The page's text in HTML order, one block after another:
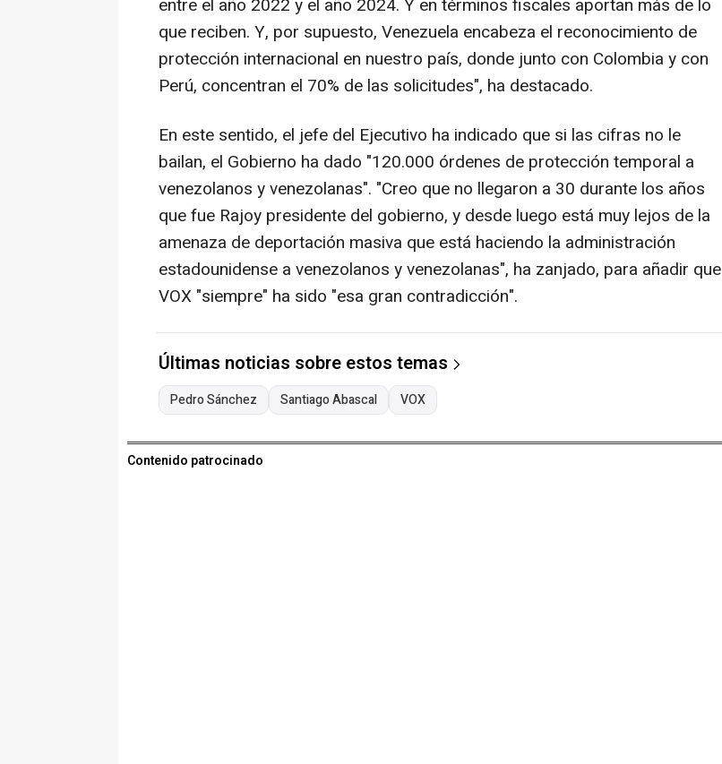
entre el año 2022 y el año 2024. Y en términos fiscales aportan más de lo
que reciben. Y, por supuesto, Venezuela encabeza el reconocimiento de
protección internacional en nuestro país, donde junto con Colombia y con
Perú, concentran el 70% de las solicitudes", ha destacado.
En este sentido, el jefe del Ejecutivo ha indicado que si las cifras no le
bailan, el Gobierno ha dado "120.000 órdenes de protección temporal a
venezolanos y venezolanas". "Creo que no llegaron a 30 durante los años
que fue Rajoy presidente del gobierno, y desde luego está muy lejos de la
amenaza de deportación masiva que está haciendo la administración
estadounidense a venezolanos y venezolanas", ha zanjado, para añadir que
VOX "siempre" ha sido "esa gran contradicción".
Últimas noticias sobre estos temas
Pedro Sánchez Santiago Abascal VOX
Contenido patrocinado